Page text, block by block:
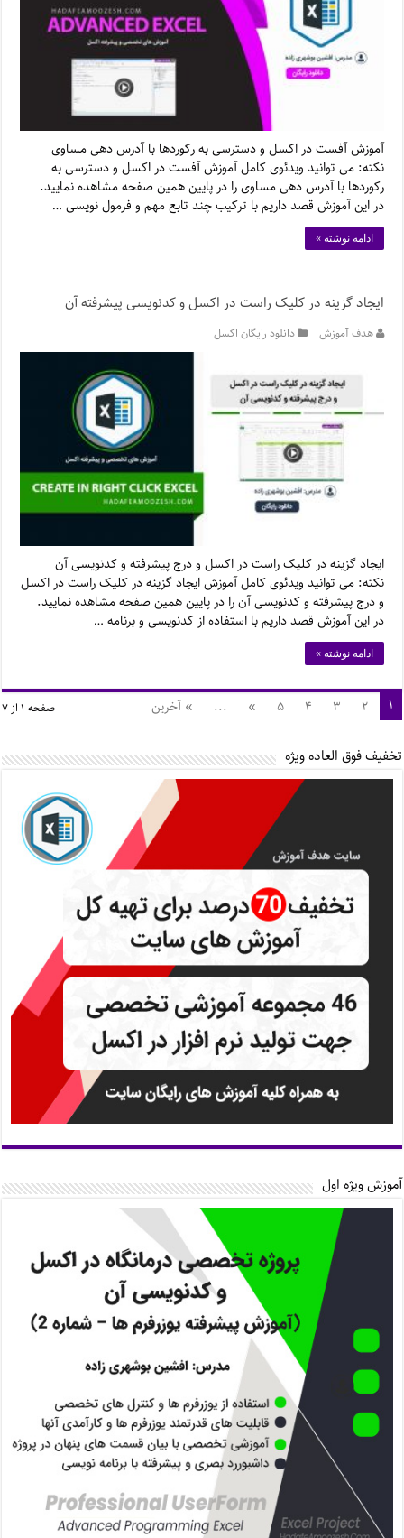
آموزش آفست در اکسل و دسترسی به رکوردها با آدرس دهی مساوی
نکته: می توانید ویدئوی کامل آموزش آفست در اکسل و دسترسی به
رکوردها با آدرس دهی مساوی را در پایین همین صفحه مشاهده نمایید.
در این آموزش قصد داریم با ترکیب چند تابع مهم و فرمول نویسی …
ادامه نوشته »
ایجاد گزینه در کلیک راست در اکسل و کدنویسی پیشرفته آن
هدف آموزش دانلود رایگان اکسل
ایجاد گزینه در کلیک راست در اکسل و درج پیشرفته و کدنویسی آن
نکته: می توانید ویدئوی کامل آموزش ایجاد گزینه در کلیک راست در اکسل
و درج پیشرفته و کدنویسی آن را در پایین همین صفحه مشاهده نمایید.
در این آموزش قصد داریم با استفاده از کدنویسی و برنامه …
ادامه نوشته »
صفحه ۱ از ۷ ۱ ۲ ۳ ۴ ۵ »
... » آخرین
تخفیف فوق العاده ویژه
آموزش ویژه اول